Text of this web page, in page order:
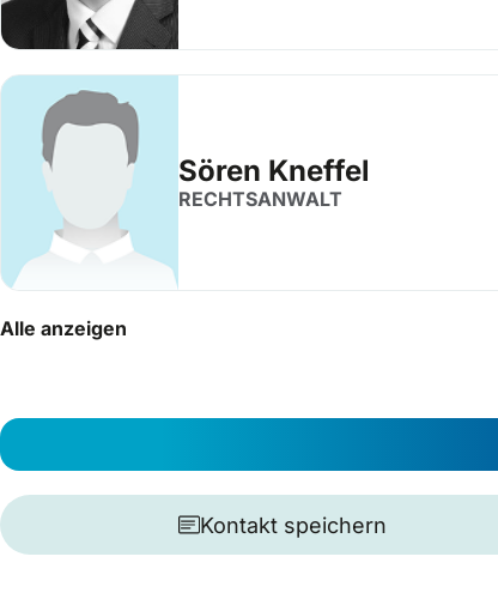
Sören Kneffel
RECHTSANWALT
Alle anzeigen
Kontakt speichern